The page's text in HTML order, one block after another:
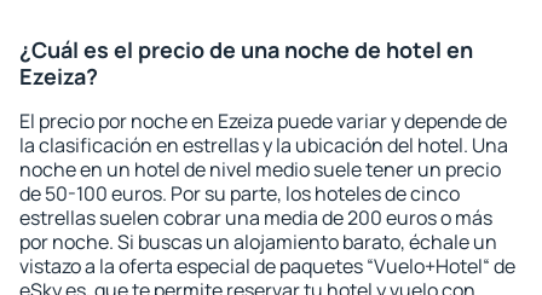
¿Cuál es el precio de una noche de hotel en
Ezeiza?
El precio por noche en Ezeiza puede variar y depende de
la clasificación en estrellas y la ubicación del hotel. Una
noche en un hotel de nivel medio suele tener un precio
de 50-100 euros. Por su parte, los hoteles de cinco
estrellas suelen cobrar una media de 200 euros o más
por noche. Si buscas un alojamiento barato, échale un
vistazo a la oferta especial de paquetes “Vuelo+Hotel“ de